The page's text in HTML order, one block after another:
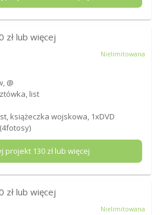
zł lub więcej
Nielimitowana
@
list
książeczka wojskowa, 1xDVD
projekt 130zł lub więcej
zł lub więcej
Nielimitowana